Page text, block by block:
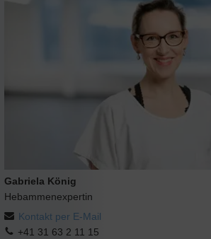
Gabriela König
Hebammenexpertin
Kontakt per E-Mail
+41 31 63 2 11 15